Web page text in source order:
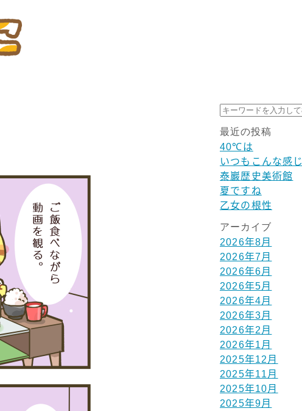
最近の投稿
40℃は
いつもこんな感じ
泰巖歴史美術館
夏ですね
乙女の根性
アーカイブ
2026年8月
2026年7月
2026年6月
2026年5月
2026年4月
2026年3月
2026年2月
2026年1月
2025年12月
2025年11月
2025年10月
2025年9月